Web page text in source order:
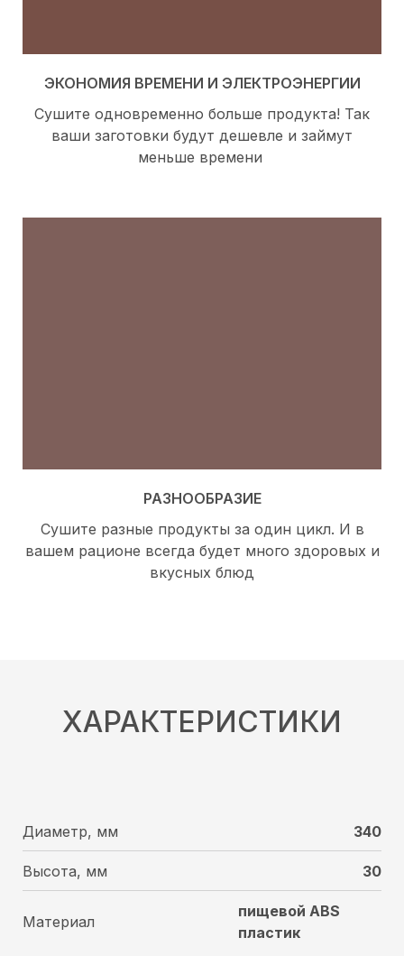
ЭКОНОМИЯ ВРЕМЕНИ И ЭЛЕКТРОЭНЕРГИИ
Сушите одновременно больше продукта! Так
ваши заготовки будут дешевле и займут
меньше времени
РАЗНООБРАЗИЕ
Сушите разные продукты за один цикл. И в
вашем рационе всегда будет много здоровых и
вкусных блюд
ХАРАКТЕРИСТИКИ
Диаметр, мм 340
Высота, мм 30
Материал
пищевой ABS
пластик